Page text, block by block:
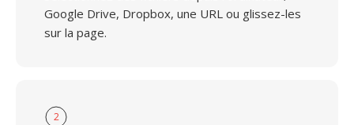
Google Drive, Dropbox, une URL ou glissez-les
sur la page.
2